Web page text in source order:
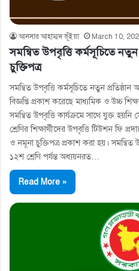
আনসার আহাম্মদ ভূঁইয়া March 10,
সমন্বিত উপবৃত্তি কর্মসূচিতে নতুন
চুক্তিপত্র
সমন্বিত উপবৃত্তি কর্মসূচিতে নতুন প্রতিষ্ঠান
বিজ্ঞপ্তি প্রকাশ করেছে মাধ্যমিক ও উচ্চ
সমন্বিত উপবৃত্তি কার্যক্রমে সাথে যুক্ত
শ্রেণির শিক্ষার্থীদের উপবৃত্তি টিউশন ফি
ও নমূনা চুক্তিপত্র প্রকাশ করা হয়।
১২শ শ্রেণি পর্যন্ত অধ্যয়নরত…
Read More »